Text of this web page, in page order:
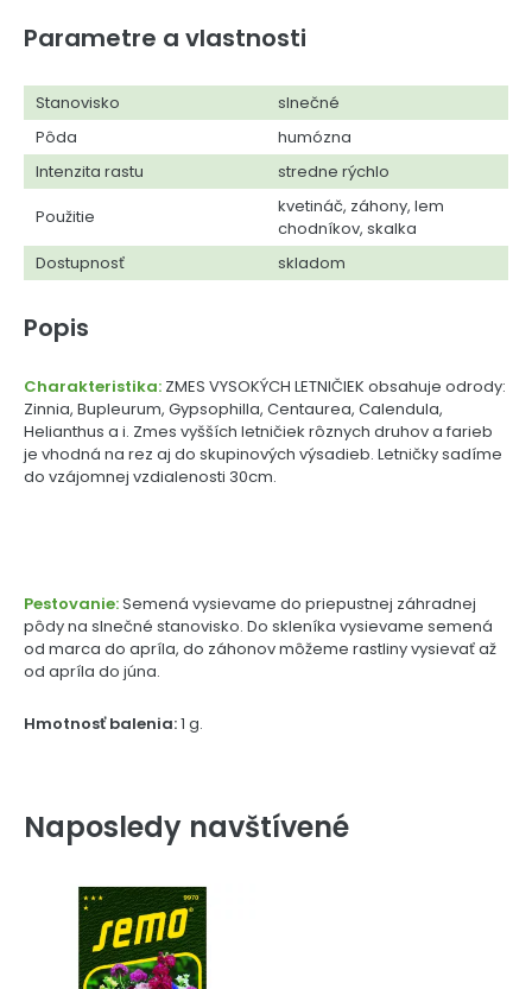
Parametre a vlastnosti
Stanovisko
slnečné
Pôda
humózna
Intenzita rastu
stredne rýchlo
Použitie
kvetináč, záhony, lem
chodníkov, skalka
Dostupnosť
skladom
Popis
Charakteristika: ZMES VYSOKÝCH LETNIČIEK obsahuje odrody:
Zinnia, Bupleurum, Gypsophilla, Centaurea, Calendula,
Helianthus a i. Zmes vyšších letničiek rôznych druhov a farieb
je vhodná na rez aj do skupinových výsadieb. Letničky sadíme
do vzájomnej vzdialenosti 30cm.
Pestovanie:Semená vysievame do priepustnej záhradnej
pôdy na slnečné stanovisko. Do skleníka vysievame semená
od marca do apríla, do záhonov môžeme rastliny vysievať až
od apríla do júna.
Hmotnosť balenia:1 g.
Naposledy navštívené